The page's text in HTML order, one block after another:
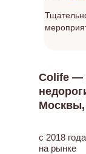
с 2018 года
на рынке
Colife —
Москвы,